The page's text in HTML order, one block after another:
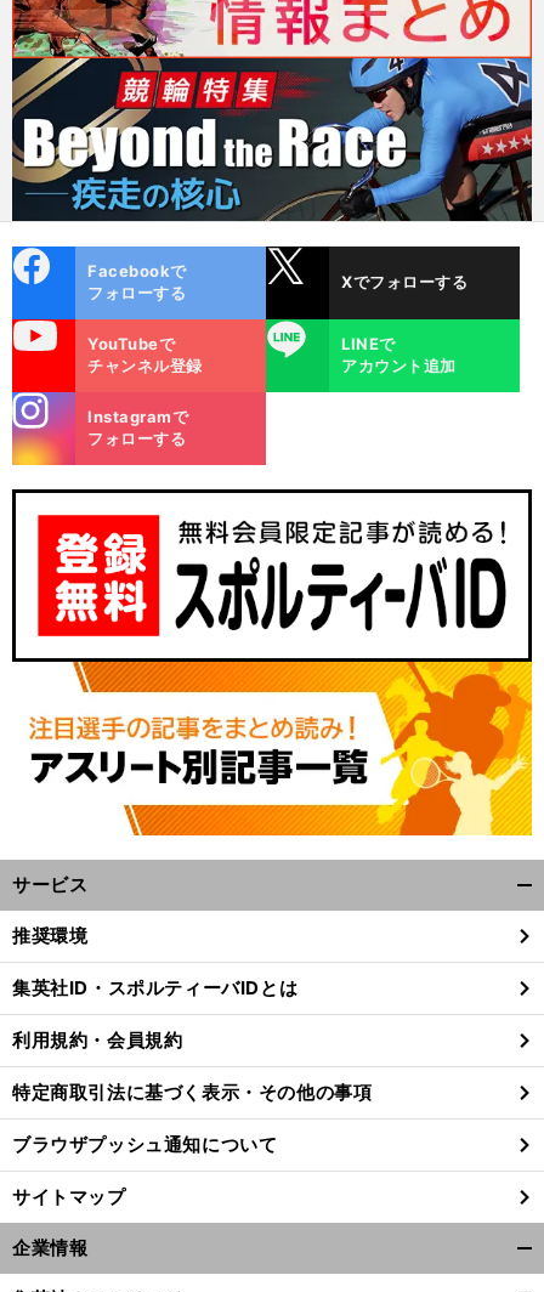
ok
Facebookで
フォローする
Xでフォローする
YouTubeで
チャンネル登録
LINE
LINEで
アカウント追加
m
Instagramで
フォローする
サービス
閉
る
推奨環境
集英社ID・スポルティーバIDとは
利用規約・会員規約
特定商取引法に基づく表示・その他の事項
ブラウザプッシュ通知について
サイトマップ
企業情報